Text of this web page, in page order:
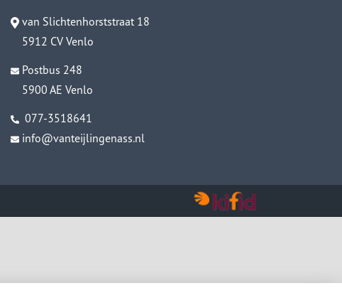
van Slichtenhorststraat 18
5912 CV Venlo
Postbus 248
5900 AE Venlo
077-3518641
info@vanteijlingenass.nl